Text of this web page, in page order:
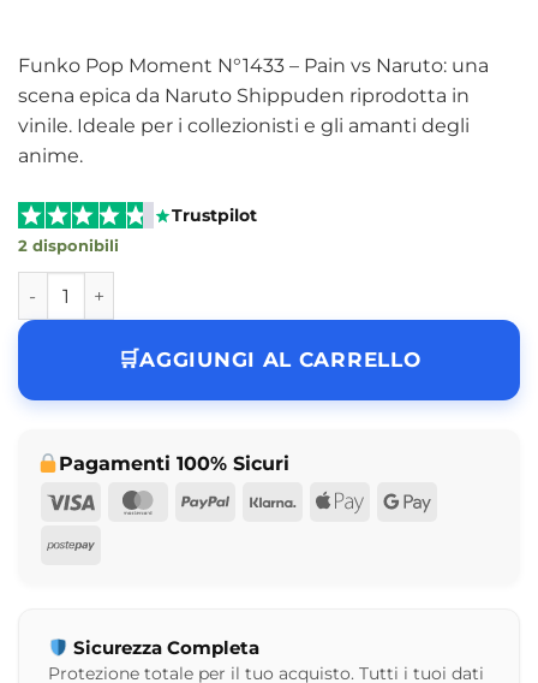
44,99 €.39,99 €.
Funko Pop Moment N°1433 – Pain vs Naruto: una
scena epica da Naruto Shippuden riprodotta in
vinile. Ideale per i collezionisti e gli amanti degli
anime.
Trustpilot
2 disponibili
Funko Pop Pain vs Naruto 1433 – Naruto Shippuden Pop
AGGIUNGI AL CARRELLO
Pagamenti 100% Sicuri
Visa
MasterCard
PayPalKlarna Apple Google
Postepay
Sicurezza Completa
Protezione totale per il tuo acquisto. Tutti i tuoi dati